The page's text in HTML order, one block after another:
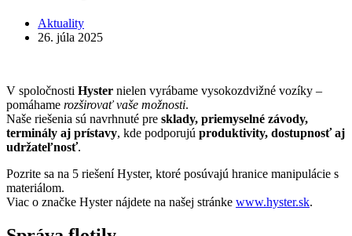
Aktuality
26. júla 2025
V spoločnosti Hyster nielen vyrábame vysokozdvižné vozíky –
pomáhame rozširovať vaše možnosti.
Naše riešenia sú navrhnuté pre sklady, priemyselné závody,
terminály aj prístavy, kde podporujú produktivity, dostupnosť aj
udržateľnosť.
Pozrite sa na 5 riešení Hyster, ktoré posúvajú hranice manipulácie s
materiálom.
Viac o značke Hyster nájdete na našej stránke www.hyster.sk.